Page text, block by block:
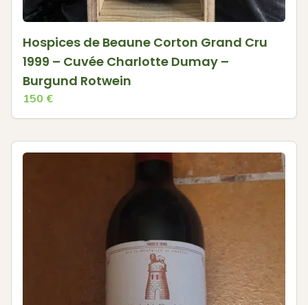
Hospices de Beaune Corton Grand Cru
1999 – Cuvée Charlotte Dumay –
Burgund Rotwein
150 €